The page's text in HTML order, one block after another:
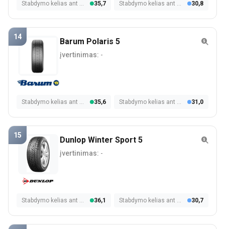
Stabdymo kelias ant šlapios dangos 35,7 Stabdymo kelias ant sniego 30,8
14 Barum Polaris 5
įvertinimas: -
Stabdymo kelias ant šlapios dangos 35,6 Stabdymo kelias ant sniego 31,0
15 Dunlop Winter Sport 5
įvertinimas: -
Stabdymo kelias ant šlapios dangos 36,1 Stabdymo kelias ant sniego 30,7